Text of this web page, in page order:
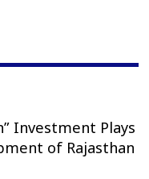
Investment Plays
of Rajasthan